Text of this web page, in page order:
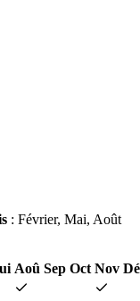
: Février, Mai, Août
Aoû Sep Oct Nov